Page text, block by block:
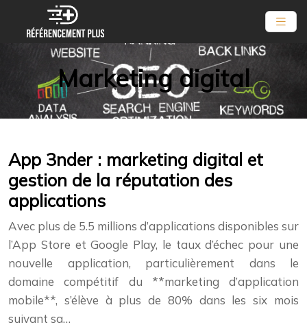
Marketing digital
App 3nder : marketing digital et
gestion de la réputation des
applications
Avec plus de 5.5 millions d’applications disponibles sur
l’App Store et Google Play, le taux d’échec pour une
nouvelle application, particulièrement dans le
domaine compétitif du **marketing d’application
mobile**, s’élève à plus de 80% dans les six mois
suivant sa…